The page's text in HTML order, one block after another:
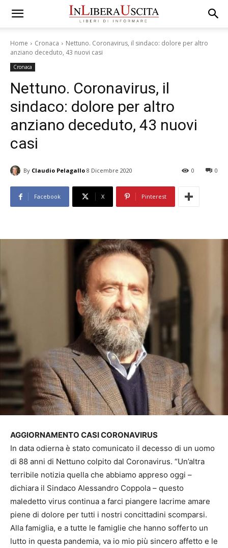
Home Cronaca
Nettuno. Coronavirus, il sindaco: dolore per altro
anziano deceduto, 43 nuovi casi
Cronaca
Nettuno. Coronavirus, il
sindaco: dolore per altro
anziano deceduto, 43 nuovi
casi
By Claudio Pelagallo 8 Dicembre 2020 0
0
Facebook X Pinterest
AGGIORNAMENTO CASI CORONAVIRUS
In data odierna è stato comunicato il decesso di un uomo
di 88 anni di Nettuno colpito dal Coronavirus. “Un’altra
terribile notizia quella che abbiamo appreso oggi –
dichiara il Sindaco Alessandro Coppola – questo
maledetto virus continua a farci piangere lacrime amare
piene di dolore per tutti i nostri concittadini scomparsi.
Alla famiglia, e a tutte le famiglie che hanno sofferto un
lutto in questa pandemia, va io mio più sincero affetto e le